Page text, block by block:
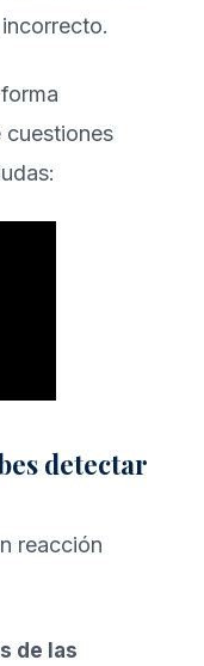
cuestiones
detectar
reacción
de las